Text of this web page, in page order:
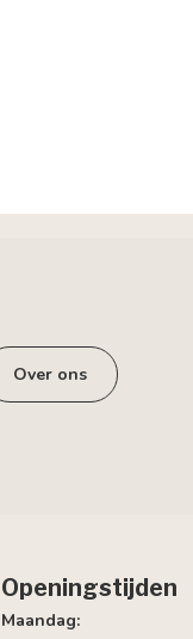
Over ons
Openingstijden
Maandag: